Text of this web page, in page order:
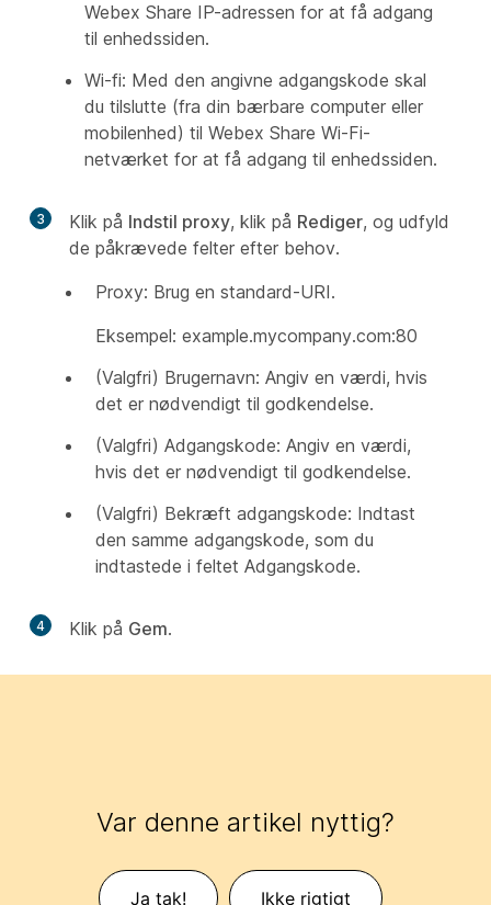
Webex Share IP-adressen for at få adgang
til enhedssiden.
Wi-fi: Med den angivne adgangskode skal
du tilslutte (fra din bærbare computer eller
mobilenhed) til Webex Share Wi-Fi-
netværket for at få adgang til enhedssiden.
3 Klik på Indstil proxy, klik på Rediger, og udfyld
de påkrævede felter efter behov.
Proxy: Brug en standard-URI.
Eksempel: example.mycompany.com:80
(Valgfri) Brugernavn: Angiv en værdi, hvis
det er nødvendigt til godkendelse.
(Valgfri) Adgangskode: Angiv en værdi,
hvis det er nødvendigt til godkendelse.
(Valgfri) Bekræft adgangskode: Indtast
den samme adgangskode, som du
indtastede i feltet Adgangskode.
4 Klik på Gem.
Var denne artikel nyttig?
Ja tak! Ikke rigtigt